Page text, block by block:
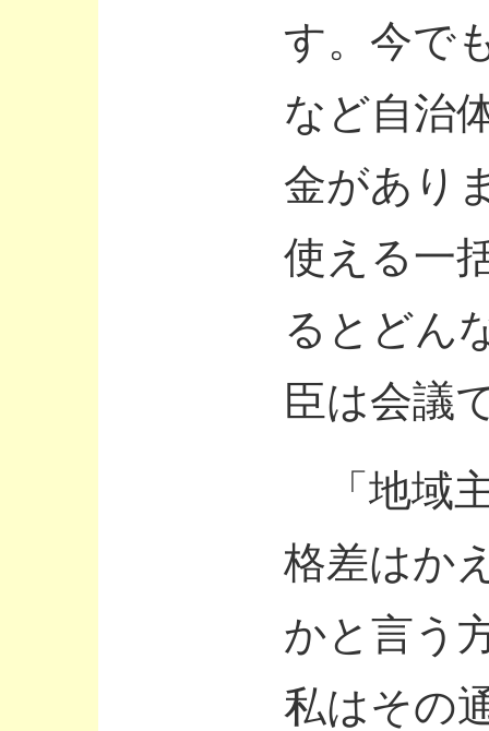
す。今で
など自治
金があり
使える一
るとどん
臣は会議
「地域
格差はか
かと言う
私はその